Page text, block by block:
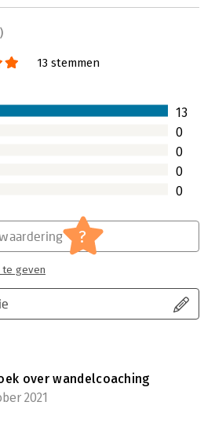
wandelend
13 stemmen
13
0
0
0
0
?
te geven
over wandelcoaching
2021